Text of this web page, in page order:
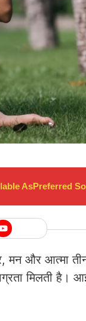
AsPreferred
मन और आत्मा
मिलती है।